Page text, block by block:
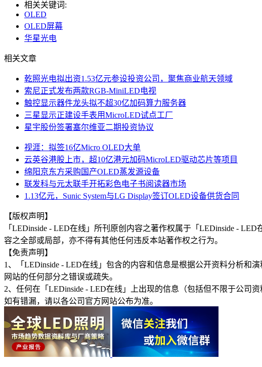
相关关键词:
OLED
OLED屏幕
华星光电
相关文章
乾照光电拟出资1.53亿元参设投资公司，聚焦商业航天领域
索尼正式发布两款RGB-MiniLED电视
触控显示器件龙头拟不超30亿加码算力服务器
三星显示正建设手表用MicroLED试点工厂
星宇股份签署塞尔维亚二期投资协议
视涯：拟签16亿Micro OLED大单
云英谷港股上市，超10亿港元加码MicroLED驱动芯片等项目
绵阳京东方采购国产OLED蒸发源设备
联发科与元太联手开拓彩色电子书阅读器市场
1.13亿元，Sunic System与LG Display签订OLED设备供货合同
【版权声明】
「LEDinside - LED在线」所刊原创内容之著作权属于「LEDinside -
容之全部或局部，亦不得有其他任何违反本站著作权之行为。
【免责声明】
1、「LEDinside - LED在线」包含的内容和信息是根据公开资料分析和
网站的任何部分之错误或疏失。
2、任何在「LEDinside - LED在线」上出现的信息（包括但不限于公司
如有错漏，请以各公司官方网站公布为准。